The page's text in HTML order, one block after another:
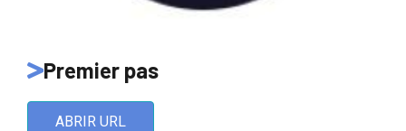
Premier pas
ABRIR URL